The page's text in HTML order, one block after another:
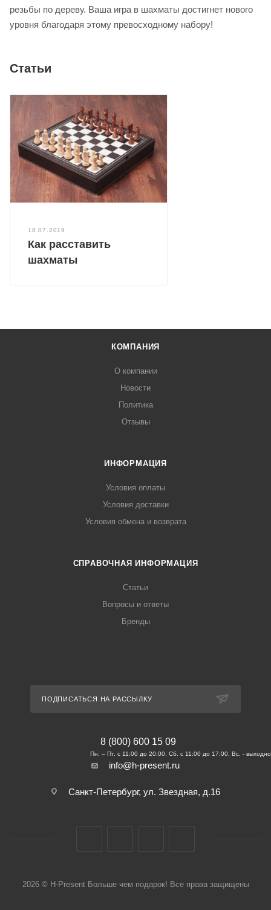
резьбы по дереву. Ваша игра в шахматы достигнет нового
уровня благодаря этому превосходному набору!
Статьи
18.07.2019
Как расставить
шахматы
КОМПАНИЯ
О компании
Новости
Политика
Отзывы
ИНФОРМАЦИЯ
Условия оплаты
Условия доставки
Условия обмена и возврата
СПРАВОЧНАЯ ИНФОРМАЦИЯ
Статьи
Вопросы и ответы
Бренды
ПОДПИСАТЬСЯ НА РАССЫЛКУ
8 (800) 600 15 09
info@h-present.ru
Санкт-Петербург, ул. Звездная, д.16
2026 © H-Present Больше чем подарок! Все права защищены